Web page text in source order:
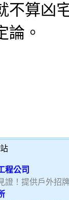
不算凶
論。
站
程公司
證！提供戶外招